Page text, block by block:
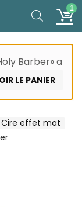
1
Barber» a
LE PANIER
Cire effet mat